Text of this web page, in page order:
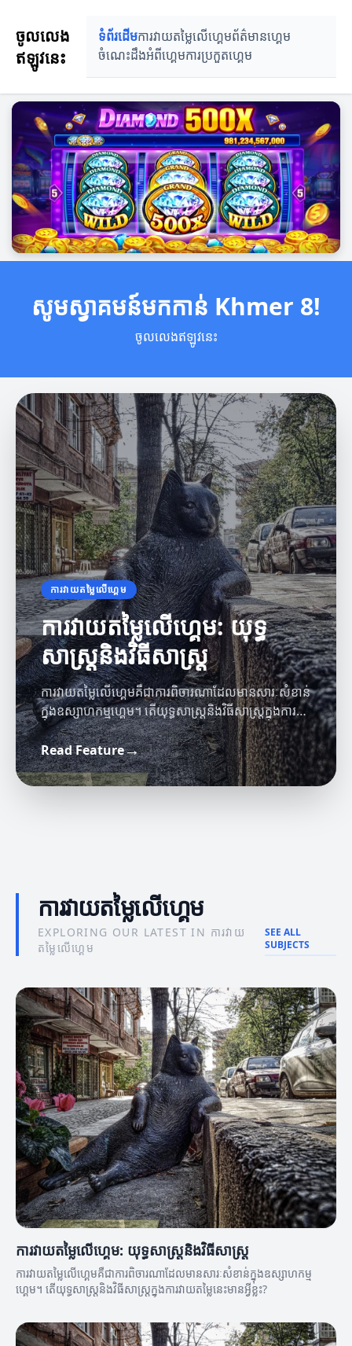
ចូលលេង
ឥឡូវនេះ
ទំព័រដើមការវាយតម្លៃលើហ្គេមព័ត៌មានហ្គេម
ចំណេះដឹងអំពីហ្គេមការប្រកួតហ្គេម
សូមស្វាគមន៍មកកាន់ Khmer 8!
ចូលលេងឥឡូវនេះ
ការវាយតម្លៃលើហ្គេម
ការវាយតម្លៃលើហ្គេម: យុទ្ធ
សាស្ត្រនិងវិធីសាស្ត្រ
ការវាយតម្លៃលើហ្គេមគឺជាការពិចារណាដែលមានសារៈសំខាន់
ក្នុងឧស្សាហកម្មហ្គេម។ តើយុទ្ធសាស្ត្រនិងវិធីសាស្ត្រក្នុងការ
វាយតម្លៃនេះមានអ្វីខ្លះ?
Read Feature→
ព័ត៌មានហ្គេម
ផលប៉ះពាល់នៃព័ត៌មានហ្គេមដល់អ្នកលេង
ចំណេះដឹងអំពីហ្គេម
ចំណេះដឹងអំពីមេត្រីចំណេះដឹងនៃហ្គេម
ការវាយតម្លៃលើហ្គេម
EXPLORING OUR LATEST IN ការវាយ
តម្លៃលើហ្គេម
SEE ALL
SUBJECTS
ការវាយតម្លៃលើហ្គេម: យុទ្ធសាស្ត្រនិងវិធីសាស្ត្រ
ការវាយតម្លៃលើហ្គេមគឺជាការពិចារណាដែលមានសារៈសំខាន់ក្នុងឧស្សាហកម្ម
ហ្គេម។ តើយុទ្ធសាស្ត្រនិងវិធីសាស្ត្រក្នុងការវាយតម្លៃនេះមានអ្វីខ្លះ?